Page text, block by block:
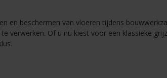
en beschermen van vloeren tijdens
verwerken. Of u nu kiest voor een klassieke